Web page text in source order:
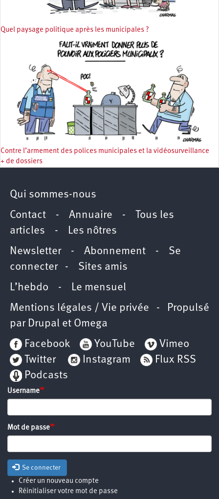
Quel paysage politique après les municipales ?
Contre l’armement des polices municipales et la vidéosurveillance
+ de dossiers
Qui sommes-nous
Contact - Annuaire -
Tous les
articles - Les nôtres
Newsletter- Abonnement - Se
connecter- Sites amis
L’hebdo - Le mensuel
Mentions légales / Vie privée - Propulsé
par Drupal et Omega
Facebook
YouTube
Vimeo
Twitter
Instagram
Flux RSS
Podcasts
Username
Mot de passe
Se connecter
Créer un nouveau compte
Réinitialiser votre mot de passe